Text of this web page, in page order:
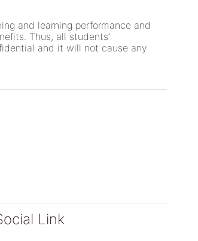
and learning performance and
Thus, all students’
and it will not cause any
Link